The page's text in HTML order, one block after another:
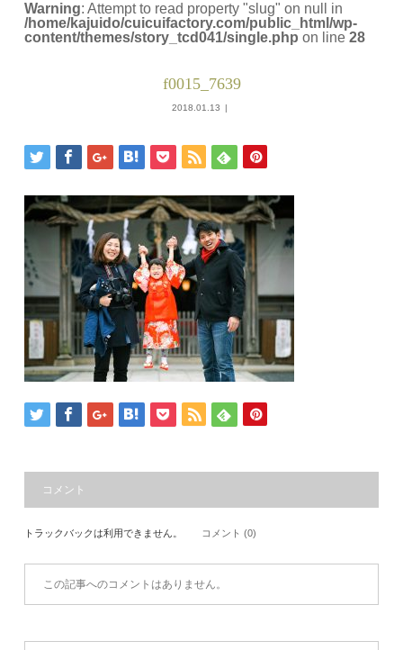
Warning: Attempt to read property "slug" on null in
/home/kajuido/cuicuifactory.com/public_html/wp-
content/themes/story_tcd041/single.php on line28
f0015_7639
2018.01.13
コメント
トラックバックは利用できません。 コメント (0)
この記事へのコメントはありません。